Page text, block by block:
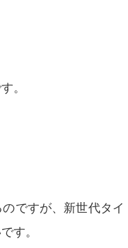
。
ですが、新世代タ
す。